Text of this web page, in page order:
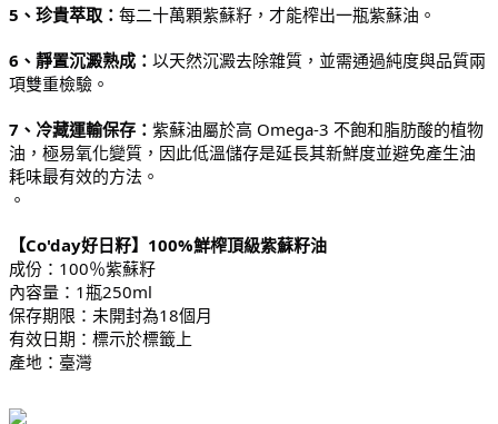
5、珍貴萃取： 每二十萬顆紫蘇籽，才能榨出一瓶紫蘇油。
6、靜置沉澱熟成： 以天然沉澱去除雜質，並需通過純度與品質兩
項雙重檢驗。
7、冷藏運輸保存： 紫蘇油屬於高 Omega-3 不飽和脂肪酸的植物
油，極易氧化變質，因此低溫儲存是延長其新鮮度並避免產生油
耗味最有效的方法。
。
【Co'day好日籽】100%鮮榨頂級紫蘇籽油
成份：100％紫蘇籽
內容量：1瓶250ml
保存期限：未開封為18個月
有效日期：標示於標籤上
產地：臺灣